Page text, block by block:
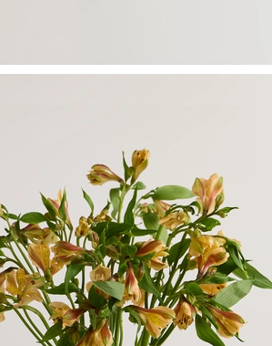
랑빛깔을 띄거나 무늬를 대체로 가지고 있어요
How to care
특별한 장미를